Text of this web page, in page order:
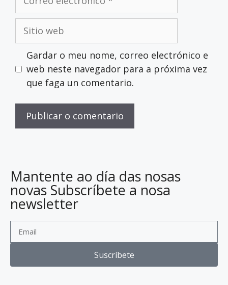
Gardar o meu nome, correo electrónico e
web neste navegador para a próxima vez
que faga un comentario.
Mantente ao día das nosas
novas Subscríbete a nosa
newsletter
Suscríbete